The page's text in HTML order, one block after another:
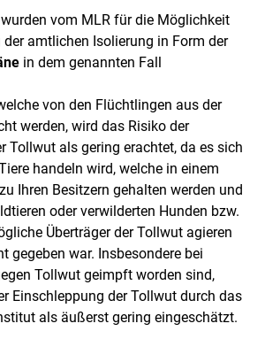
vom MLR für die Möglichkeit
amtlichen Isolierung in Form der
in dem genannten Fall
von den Flüchtlingen aus der
werden, wird das Risiko der
Tollwut als gering erachtet, da es sich
handeln wird, welche in einem
Ihren Besitzern gehalten werden und
oder verwilderten Hunden bzw.
Überträger der Tollwut agieren
gegeben war. Insbesondere bei
Tollwut geimpft worden sind,
Einschleppung der Tollwut durch das
als äußerst gering eingeschätzt.